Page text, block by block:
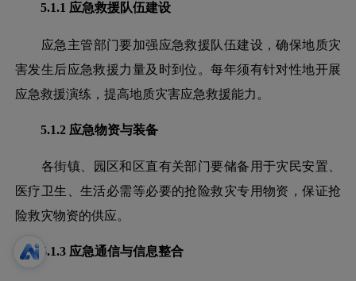
5.1.1 应急救援队伍建设
应急主管部门要加强应急救援队伍建设，确保地质灾
害发生后应急救援力量及时到位。每年须有针对性地开展
应急救援演练，提高地质灾害应急救援能力。
5.1.2 应急物资与装备
各街镇、园区和区直有关部门要储备用于灾民安置、
医疗卫生、生活必需等必要的抢险救灾专用物资，保证抢
险救灾物资的供应。
5.1.3 应急通信与信息整合